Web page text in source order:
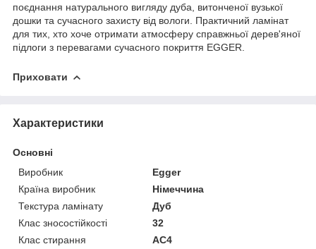
поєднання натурального вигляду дуба, витонченої вузької
дошки та сучасного захисту від вологи. Практичний ламінат
для тих, хто хоче отримати атмосферу справжньої дерев'яної
підлоги з перевагами сучасного покриття EGGER.
Приховати
Характеристики
Основні
Виробник
Egger
Країна виробник
Німеччина
Текстура ламінату
Дуб
Клас зносостійкості
32
Клас стирання
АС4